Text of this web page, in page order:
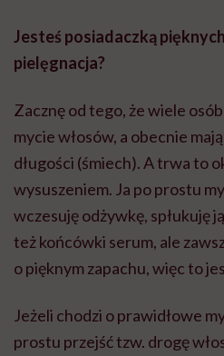
Jesteś posiadaczką
pielęgnacja?
Zacznę od tego, że wiele
mycie włosów, a obecnie
długości (śmiech). A trwa to
wysuszeniem. Ja po prostu
wczesuję odżywkę, spłukuję
też końcówki serum, ale
o pięknym zapachu, więc to
Jeżeli chodzi o prawidłowe
prostu przejść tzw. drogę